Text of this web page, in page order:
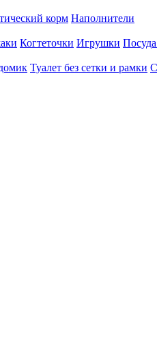
корм Наполнители
Когтеточки Игрушки
Туалет без сетки и рамки